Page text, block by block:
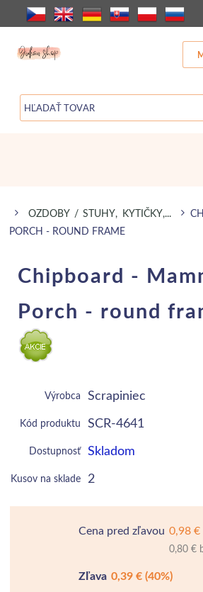
OZDOBY / STUHY, KYTIČKY,...
PORCH - ROUND FRAME
Chipboard -
Porch - round
Výrobca Scrapiniec
Kód produktu SCR-4641
Dostupnosť Skladom
Kusov na sklade 2
Cena pred zľavou 0,98 €
0,80 €
Zľava 0,39 € (40%)